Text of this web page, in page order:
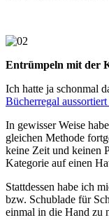
Entrümpeln mit der
Ich hatte ja schonmal
Bücherregal
In gewisser Weise
gleichen Methode
keine Zeit und keinen
Kategorie auf einen
Stattdessen habe ich
bzw. Schublade für
einmal in die Hand zu